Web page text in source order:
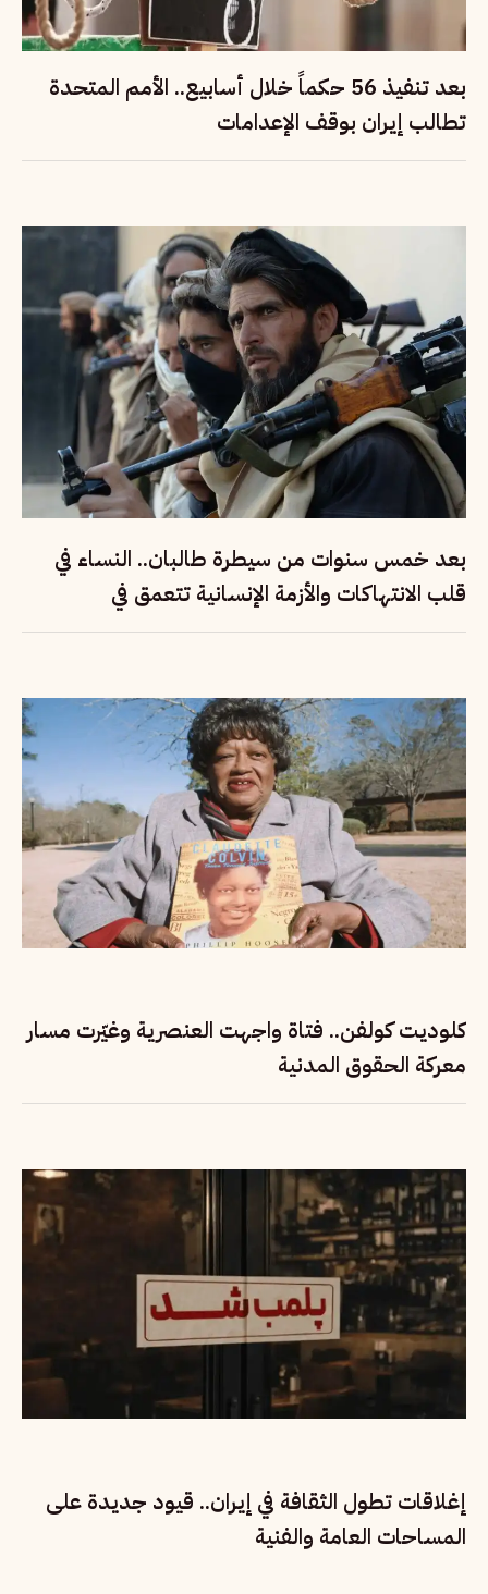
بعد تنفيذ 56 حكماً خلال أسابيع.. الأمم المتحدة
تطالب إيران بوقف الإعدامات
بعد خمس سنوات من سيطرة طالبان.. النساء في
قلب الانتهاكات والأزمة الإنسانية تتعمق في
أفغانستان
كلوديت كولفن.. فتاة واجهت العنصرية وغيّرت مسار
معركة الحقوق المدنية
إغلاقات تطول الثقافة في إيران.. قيود جديدة على
المساحات العامة والفنية